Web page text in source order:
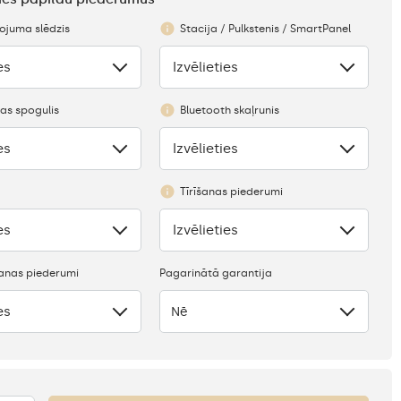
slēdzis Stacija / Pulkstenis / SmartPanel
Nav
Izvēlieties
spogulis Bluetooth skaļrunis
Nav
Izvēlieties
Tīrīšanas piederumi
Nav
Izvēlieties
piederumi Pagarinātā garantija
Nē